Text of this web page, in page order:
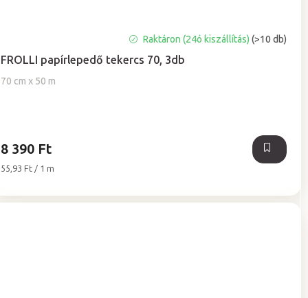
FROLLI papírlepedő tekercs 70, 3db
70 cm x 50 m
átlagos
értékelése
Raktáron (24ó kiszállítás)(>10 db)
8 390 Ft
Egységár:
55,93 Ft / 1 m